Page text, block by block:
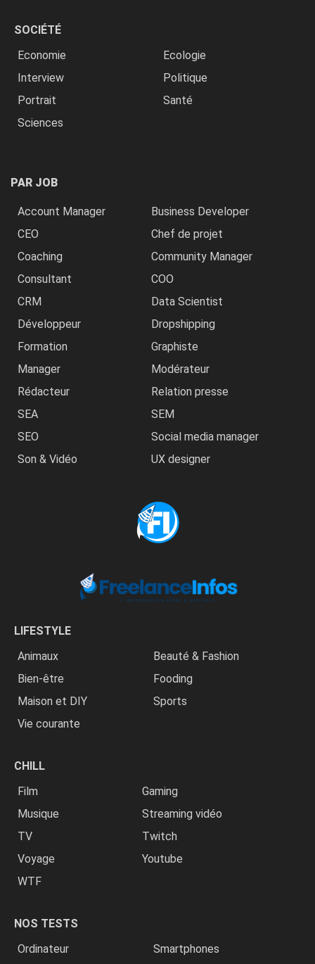
SOCIÉTÉ
Economie
Ecologie
Interview
Politique
Portrait
Santé
Sciences
PAR JOB
Account Manager
Business Developer
CEO
Chef de projet
Coaching
Community Manager
Consultant
COO
CRM
Data Scientist
Développeur
Dropshipping
Formation
Graphiste
Manager
Modérateur
Rédacteur
Relation presse
SEA
SEM
SEO
Social media manager
Son & Vidéo
UX designer
LIFESTYLE
Animaux
Beauté & Fashion
Bien-être
Fooding
Maison et DIY
Sports
Vie courante
CHILL
Film
Gaming
Musique
Streaming vidéo
TV
Twitch
Voyage
Youtube
WTF
NOS TESTS
Ordinateur
Smartphones